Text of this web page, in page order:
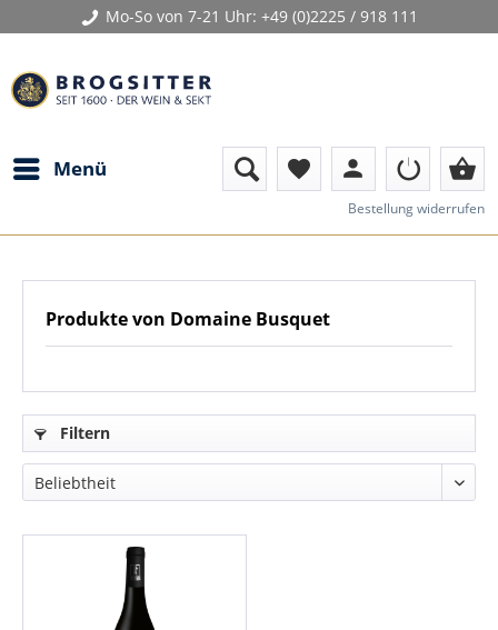
Mo-So von 7-21 Uhr: +49 (0)2225 / 918 111
Menü favorite person shopping_basket
Bestellung widerrufen
Produkte von Domaine Busquet
Filtern